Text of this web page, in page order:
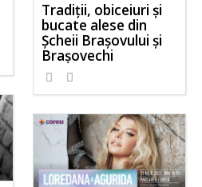
Tradiții, obiceiuri și
bucate alese din
Șcheii Brașovului și
Brașovechi